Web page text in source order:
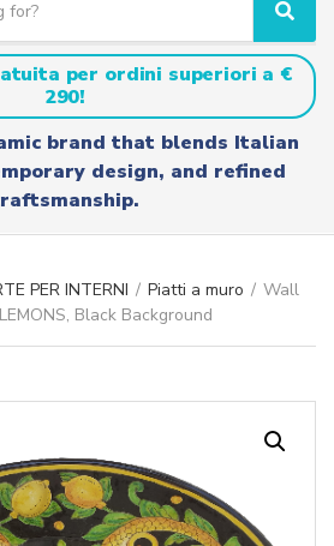
S
e
a
r
c
h
per ordini superiori a €
290!
brand that blends Italian
design, and refined
PER INTERNI / Piatti a muro / Wall
Black Background